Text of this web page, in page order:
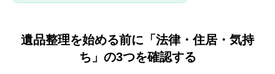
遺品整理を始める前に「法律・住居・気持
ち」の3つを確認する